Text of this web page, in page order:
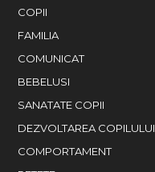
COPII
FAMILIA
COMUNICAT
BEBELUSI
SANATATE COPII
DEZVOLTAREA COPILULUI
COMPORTAMENT